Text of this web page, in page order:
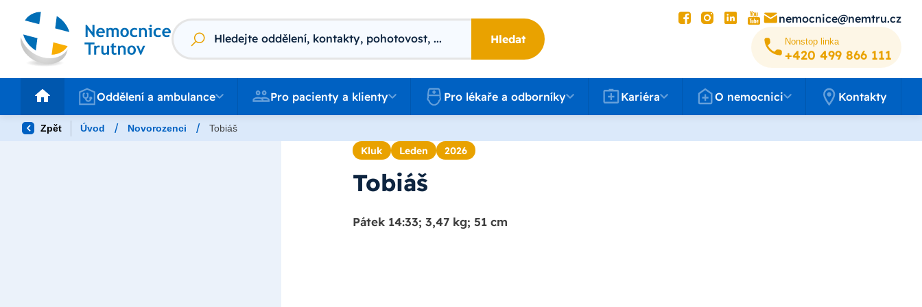
Vyhledávání
Hledat
nemocnice@nemtru.cz
Nonstop linka
+420 499 8­66 111
Oddělení a ambulance
Oddělení a ambulance Pro pacienty a klienty
Pro lékaře a odborníky
Pro lékaře a odborníky
Kariéra
Kariéra
O nemocnici
O nemocnici Kontakty
Zpět Úvod / Novorozenci / Tobiáš
Kluk Leden 2026
Tobiáš
Pátek 14:33; 3,47 kg; 51 cm